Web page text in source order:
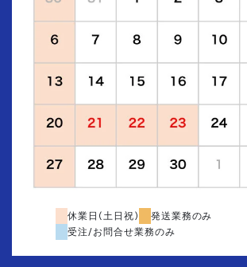
休業日(土日祝)
発送業務のみ
受注/お問合せ業務のみ